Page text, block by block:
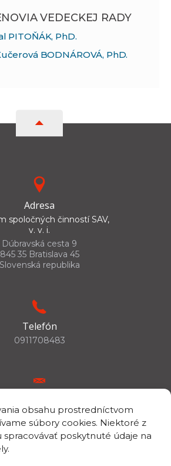
obsahu prostredníctvom
súbory cookies. Niektoré z
poskytnuté údaje na
VEDECKEJ RADY
PITOŇÁK, PhD.
BODNÁROVÁ, PhD.
Adresa
spoločných činností SAV,
v. v. i.
Dúbravská cesta 9
845 35 Bratislava 45
Slovenská republika
Telefón
0911708483
csc.info@savba.sk